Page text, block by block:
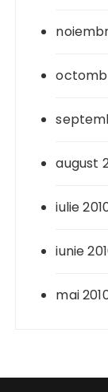
august
iulie
iunie
mai